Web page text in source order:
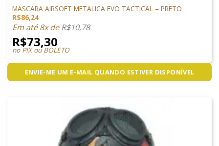
MASCARA AIRSOFT METALICA EVO TACTICAL – PRETO
R$86,24
Em até 8x deR$10,78
R$73,30
no PIX ou BOLETO
ENVIE-ME UM E-MAIL QUANDO ESTIVER DISPONÍVEL